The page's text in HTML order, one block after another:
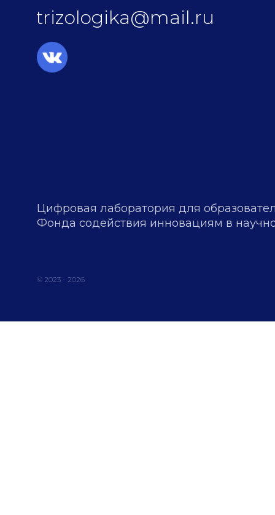
trizologika@mail.ru
Цифровая лаборатория для
Фонда содействия инновациям в
© 2023 - 2026